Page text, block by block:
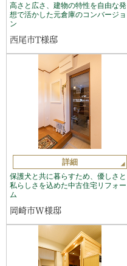
高さと広さ、建物の特性を自由な発
想で活かした元倉庫のコンバージョ
ン
西尾市T様邸
詳細
保護犬と共に暮らすため、優しさと
私らしさを込めた中古住宅リフォー
ム
岡崎市W様邸